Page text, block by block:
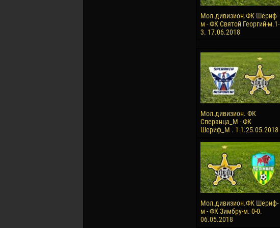
Мол.дивизион.ФК Шериф-
м - ФК Святой Георгий-м.1-
3. 17.06.2018
Мол.дивизион. ФК
Сперанца_М - ФК
Шериф_М . 1-1.25.05.2018
Мол.дивизион.ФК Шериф-
м - ФК Зимбру-м. 0-0.
06.05.2018